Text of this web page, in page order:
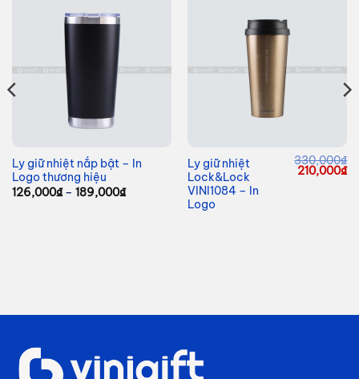
Ly giữ nhiệt nắp bật – In
Logo thương hiệu
126,000₫ – 189,000₫Khoảng
Ly giữ nhiệt
Lock&Lock
VINI1084 – In
Logo
330,000₫
Giá
gốc
210,000₫